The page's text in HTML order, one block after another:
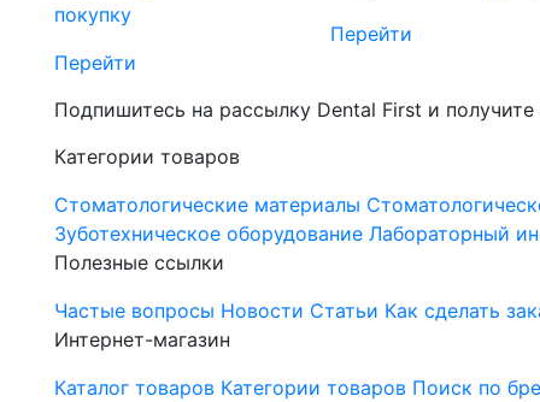
покупку
Перейти
Перейти
Подпишитесь на рассылку Dental First и
Категории товаров
Стоматологические материалы
Зуботехническое оборудование Лабораторный
Полезные ссылки
Частые вопросы Новости Статьи Как сделать
Интернет-магазин
Каталог товаров Категории товаров Поиск по